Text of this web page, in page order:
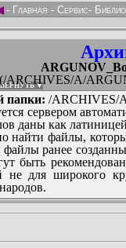
- Главная - Сервис-
ARCHIVES/A/
▼
папки: /ARCHIVES/
сервером
даны как
найти файлы,
ранее
быть
для широкого